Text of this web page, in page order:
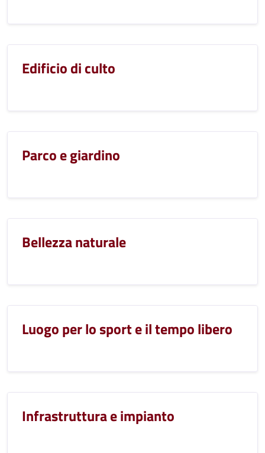
Edificio di culto
Parco e giardino
Bellezza naturale
Luogo per lo sport e il tempo libero
Infrastruttura e impianto